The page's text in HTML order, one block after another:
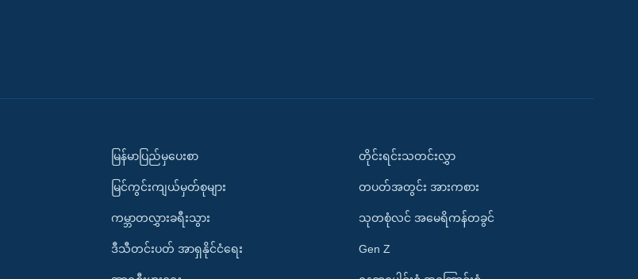
မြန်မာပြည်မှပေးစာ
မြင်ကွင်းကျယ်မှတ်စုများ
ကမ္ဘာတလွှားခရီးသွား
ဒီသီတင်းပတ် အာရှနိုင်ငံရေး
တိုင်းရင်းသတင်းလွှာ
တပတ်အတွင်း အားကစား
သုတစုံလင် အမေရိကန်တခွင်
Gen Z